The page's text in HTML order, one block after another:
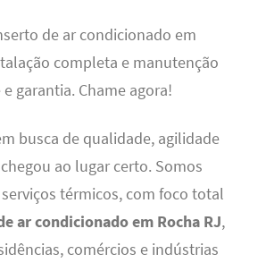
de ar condicionado em
completa e manutenção
garantia. Chame agora!
busca de qualidade, agilidade
ao lugar certo. Somos
térmicos, com foco total
ar condicionado em Rocha RJ,
comércios e indústrias